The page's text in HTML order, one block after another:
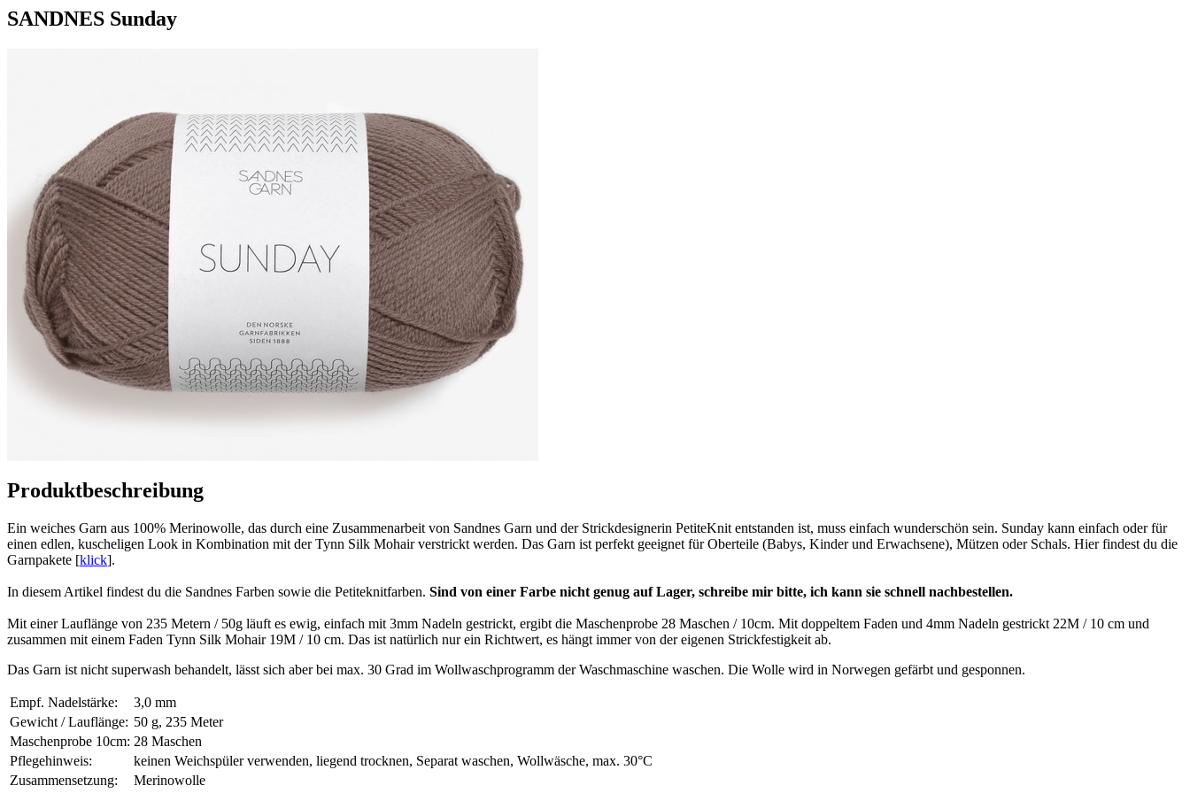
SANDNES Sunday
Produktbeschreibung
Ein weiches Garn aus 100% Merinowolle, das durch eine Zusammenarbeit von Sandnes Garn und der Strickdesignerin PetiteKnit entstanden ist, muss einfach wunderschön sein. Sunday kann einfach oder für
einen edlen, kuscheligen Look in Kombination mit der Tynn Silk Mohair verstrickt werden. Das Garn ist perfekt geeignet für Oberteile (Babys, Kinder und Erwachsene), Mützen oder Schals. Hier findest du die
Garnpakete [klick].
In diesem Artikel findest du die Sandnes Farben sowie die Petiteknitfarben. Sind von einer Farbe nicht genug auf Lager, schreibe mir bitte, ich kann sie schnell nachbestellen.
Mit einer Lauflänge von 235 Metern / 50g läuft es ewig, einfach mit 3mm Nadeln gestrickt, ergibt die Maschenprobe 28 Maschen / 10cm. Mit doppeltem Faden und 4mm Nadeln gestrickt 22M / 10 cm und
zusammen mit einem Faden Tynn Silk Mohair 19M / 10 cm. Das ist natürlich nur ein Richtwert, es hängt immer von der eigenen Strickfestigkeit ab.
Das Garn ist nicht superwash behandelt, lässt sich aber bei max. 30 Grad im Wollwaschprogramm der Waschmaschine waschen. Die Wolle wird in Norwegen gefärbt und gesponnen.
Empf. Nadelstärke:
3,0 mm
Gewicht / Lauflänge: 50 g, 235 Meter
Maschenprobe 10cm: 28 Maschen
Pflegehinweis:
keinen Weichspüler verwenden, liegend trocknen, Separat waschen, Wollwäsche, max. 30°C
Zusammensetzung:
Merinowolle